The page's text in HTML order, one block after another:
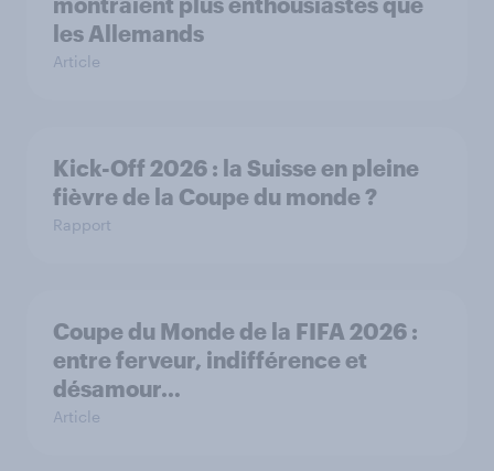
les Allemands
Article
Kick-Off 2026 : la Suisse en pleine
fièvre de la Coupe du monde ?
Rapport
Coupe du Monde de la FIFA 2026 :
entre ferveur, indifférence et
désamour…
Article